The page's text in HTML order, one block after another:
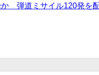
か 弾道ミサイル120発を